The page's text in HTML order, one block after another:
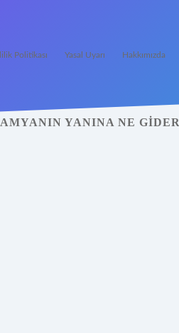
Politikası Yasal Uyarı Hakkımızda
YANINA NE GIDER